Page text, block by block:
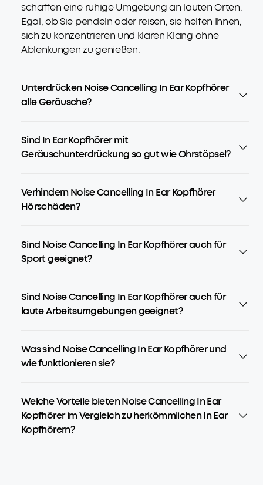
schaffen eine ruhige Umgebung an lauten Orten.
Egal, ob Sie pendeln oder reisen, sie helfen Ihnen,
sich zu konzentrieren und klaren Klang ohne
Ablenkungen zu genießen.
Unterdrücken Noise Cancelling In Ear Kopfhörer
alle Geräusche?
Sind In Ear Kopfhörer mit
Geräuschunterdrückung so gut wie Ohrstöpsel?
Verhindern Noise Cancelling In Ear Kopfhörer
Hörschäden?
Sind Noise Cancelling In Ear Kopfhörer auch für
Sport geeignet?
Sind Noise Cancelling In Ear Kopfhörer auch für
laute Arbeitsumgebungen geeignet?
Was sind Noise Cancelling In Ear Kopfhörer und
wie funktionieren sie?
Welche Vorteile bieten Noise Cancelling In Ear
Kopfhörer im Vergleich zu herkömmlichen In Ear
Kopfhörern?